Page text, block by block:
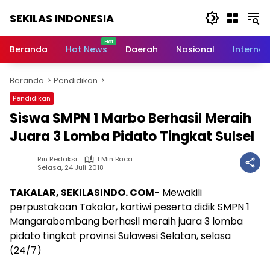
SEKILAS INDONESIA
Terkini,
Latest
World,
Headlines,
News
Today
Beranda Hot News Daerah Nasional
Beranda Pendidikan
Pendidikan
Siswa SMPN 1 Marbo Berhasil Meraih
Juara 3 Lomba Pidato Tingkat Sulsel
Rin Redaksi
1 Min Baca
Selasa, 24 Juli 2018
TAKALAR, SEKILASINDO. COM- Mewakili
perpustakaan Takalar, kartiwi peserta didik SMPN 1
Mangarabombang berhasil meraih juara 3 lomba
pidato tingkat provinsi Sulawesi Selatan, selasa
(24/7)